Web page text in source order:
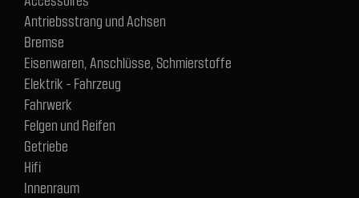
Antriebsstrang und Achsen
Bremse
Eisenwaren, Anschlüsse, Schmierstoffe
Elektrik - Fahrzeug
Fahrwerk
Felgen und Reifen
Getriebe
Hifi
Innenraum